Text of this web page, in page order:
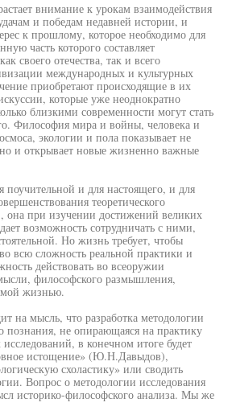
внимание к урокам взаимодействия
и победам недавней истории, и
к прошлому, которое необходимо для
часть которого составляет
своего отечества, так и всего
международных и культурных
приобретают происходящие в их
которые уже неоднократно
близкими современности могут стать
Философия мира и войны, человека и
экологии и пола показывает не
и открывает новые жизненно важные
поучительной и для настоящего, и для
теоретического
при изучении достижений великих
возможность сотрудничать с ними,
Но жизнь требует, чтобы
всю сложность реальной практики и
действовать во всеоружии
философского размышления,
жизнью.
на мысль, что разработка методологии
познания, не опирающаяся на практику
в конечном итоге будет
истощение» (Ю.Н.Давыдов),
схоластику» или сводить
Вопрос о методологии исследования
историко-философского анализа. Мы же